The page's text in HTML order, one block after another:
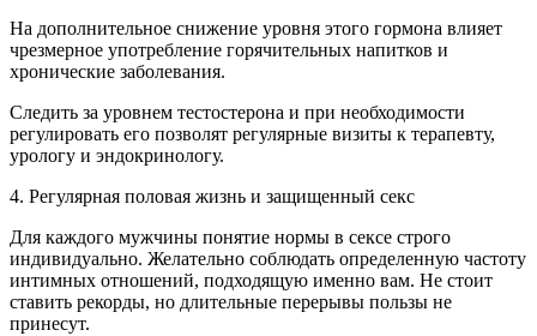
На дополнительное снижение уровня этого гормона влияет
чрезмерное употребление горячительных напитков и
хронические заболевания.
Следить за уровнем тестостерона и при необходимости
регулировать его позволят регулярные визиты к терапевту,
урологу и эндокринологу.
4. Регулярная половая жизнь и защищенный секс
Для каждого мужчины понятие нормы в сексе строго
индивидуально. Желательно соблюдать определенную частоту
интимных отношений, подходящую именно вам. Не стоит
ставить рекорды, но длительные перерывы пользы не
принесут.